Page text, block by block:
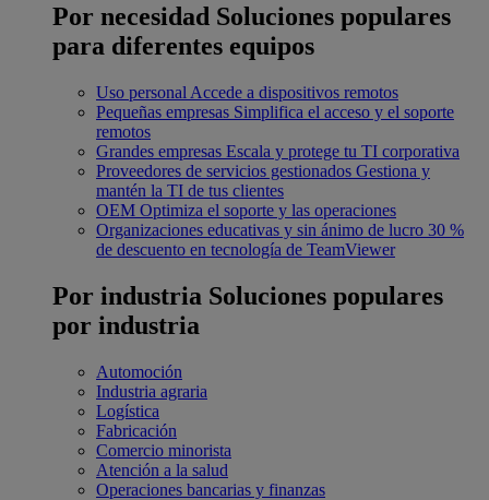
Por necesidad Soluciones populares
para diferentes equipos
Uso personal Accede a dispositivos remotos
Pequeñas empresas Simplifica el acceso y el soporte
remotos
Grandes empresas Escala y protege tu TI corporativa
Proveedores de servicios gestionados Gestiona y
mantén la TI de tus clientes
OEM Optimiza el soporte y las operaciones
Organizaciones educativas y sin ánimo de lucro 30 %
de descuento en tecnología de TeamViewer
Por industria Soluciones populares
por industria
Automoción
Industria agraria
Logística
Fabricación
Comercio minorista
Atención a la salud
Operaciones bancarias y finanzas